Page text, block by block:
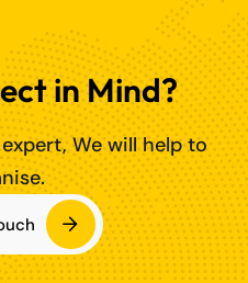
in Mind?
We will help to